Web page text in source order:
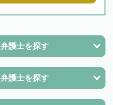
弁護士を探す
弁護士を探す